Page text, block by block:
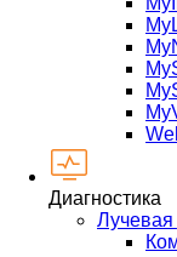
Диагностика
Лучевая